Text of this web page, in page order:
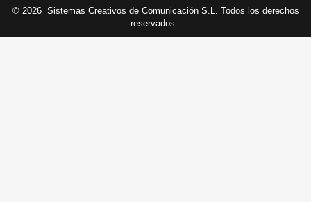
© 2026 Sistemas Creativos de Comunicación S.L. Todos los derechos
reservados.